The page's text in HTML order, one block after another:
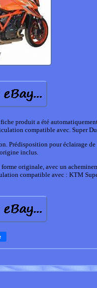
produit a été
compatible avec. Super
Prédisposition pour éclairage
inclus.
originale, avec un
compatible avec : KTM